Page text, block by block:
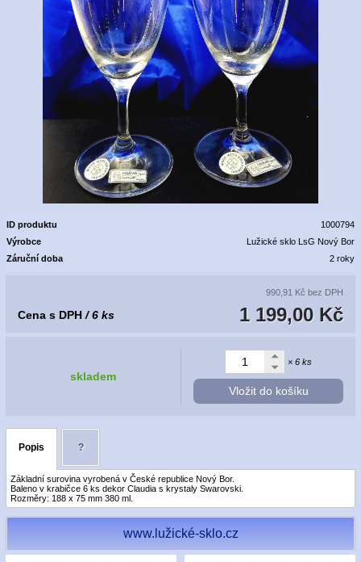
ID produktu
1000794
Výrobce
Lužické sklo LsG Nový Bor
Záruční doba
2 roky
990,91 Kč bez DPH
1 199,00 Kč
Cena s DPH / 6 ks
skladem
× 6 ks
Vložit do košíku
Popis ?
Základní surovina vyrobená v České republice Nový Bor.
Baleno v krabičce 6 ks dekor Claudia s krystaly Swarovski.
Rozměry: 188 x 75 mm 380 ml.
www.lužické-sklo.cz